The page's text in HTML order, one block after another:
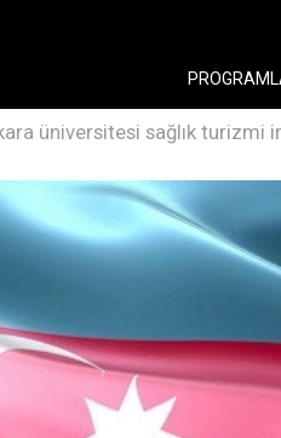
üniversitesi sağlık turizmi